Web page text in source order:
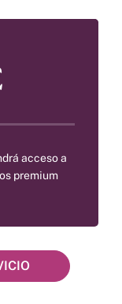
acceso a
premium